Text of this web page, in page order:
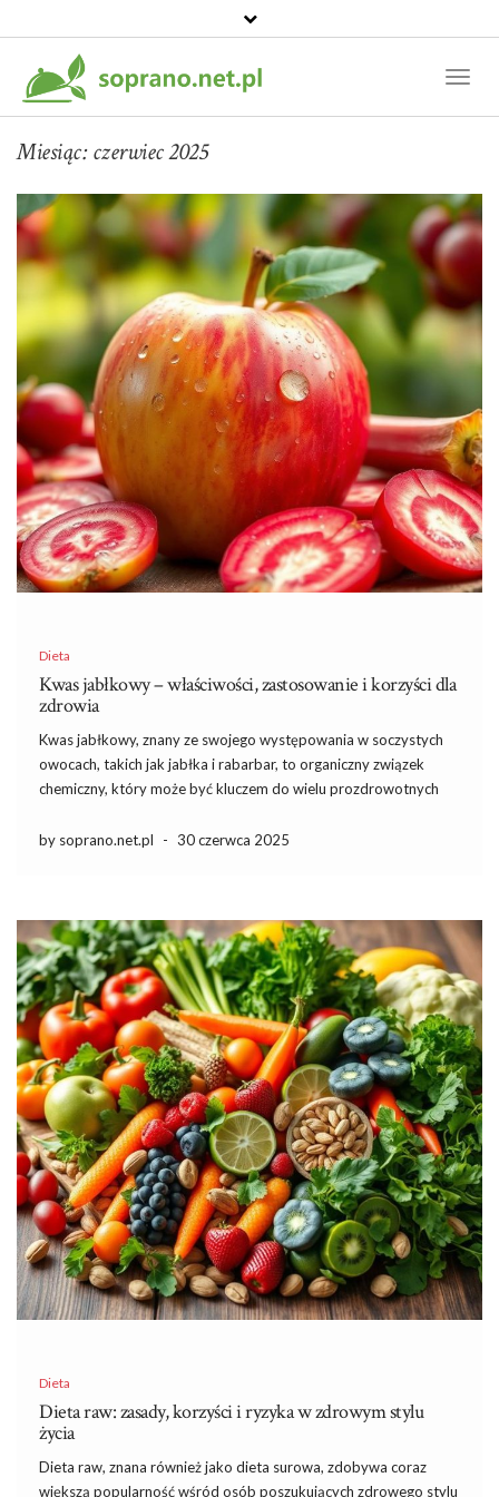
Miesiąc:czerwiec 2025
Dieta
Kwas jabłkowy – właściwości, zastosowanie i korzyści dla
zdrowia
Kwas jabłkowy, znany ze swojego występowania w soczystych
owocach, takich jak jabłka i rabarbar, to organiczny związek
chemiczny, który może być kluczem do wielu prozdrowotnych
tylko wpływa na smak naszych ulubionych napojów i potraw, ale
by soprano.net.pl - 30 czerwca 2025
Dieta
Dieta raw: zasady, korzyści i ryzyka w zdrowym stylu
życia
Dieta raw, znana również jako dieta surowa, zdobywa coraz
większą popularność wśród osób poszukujących zdrowego stylu